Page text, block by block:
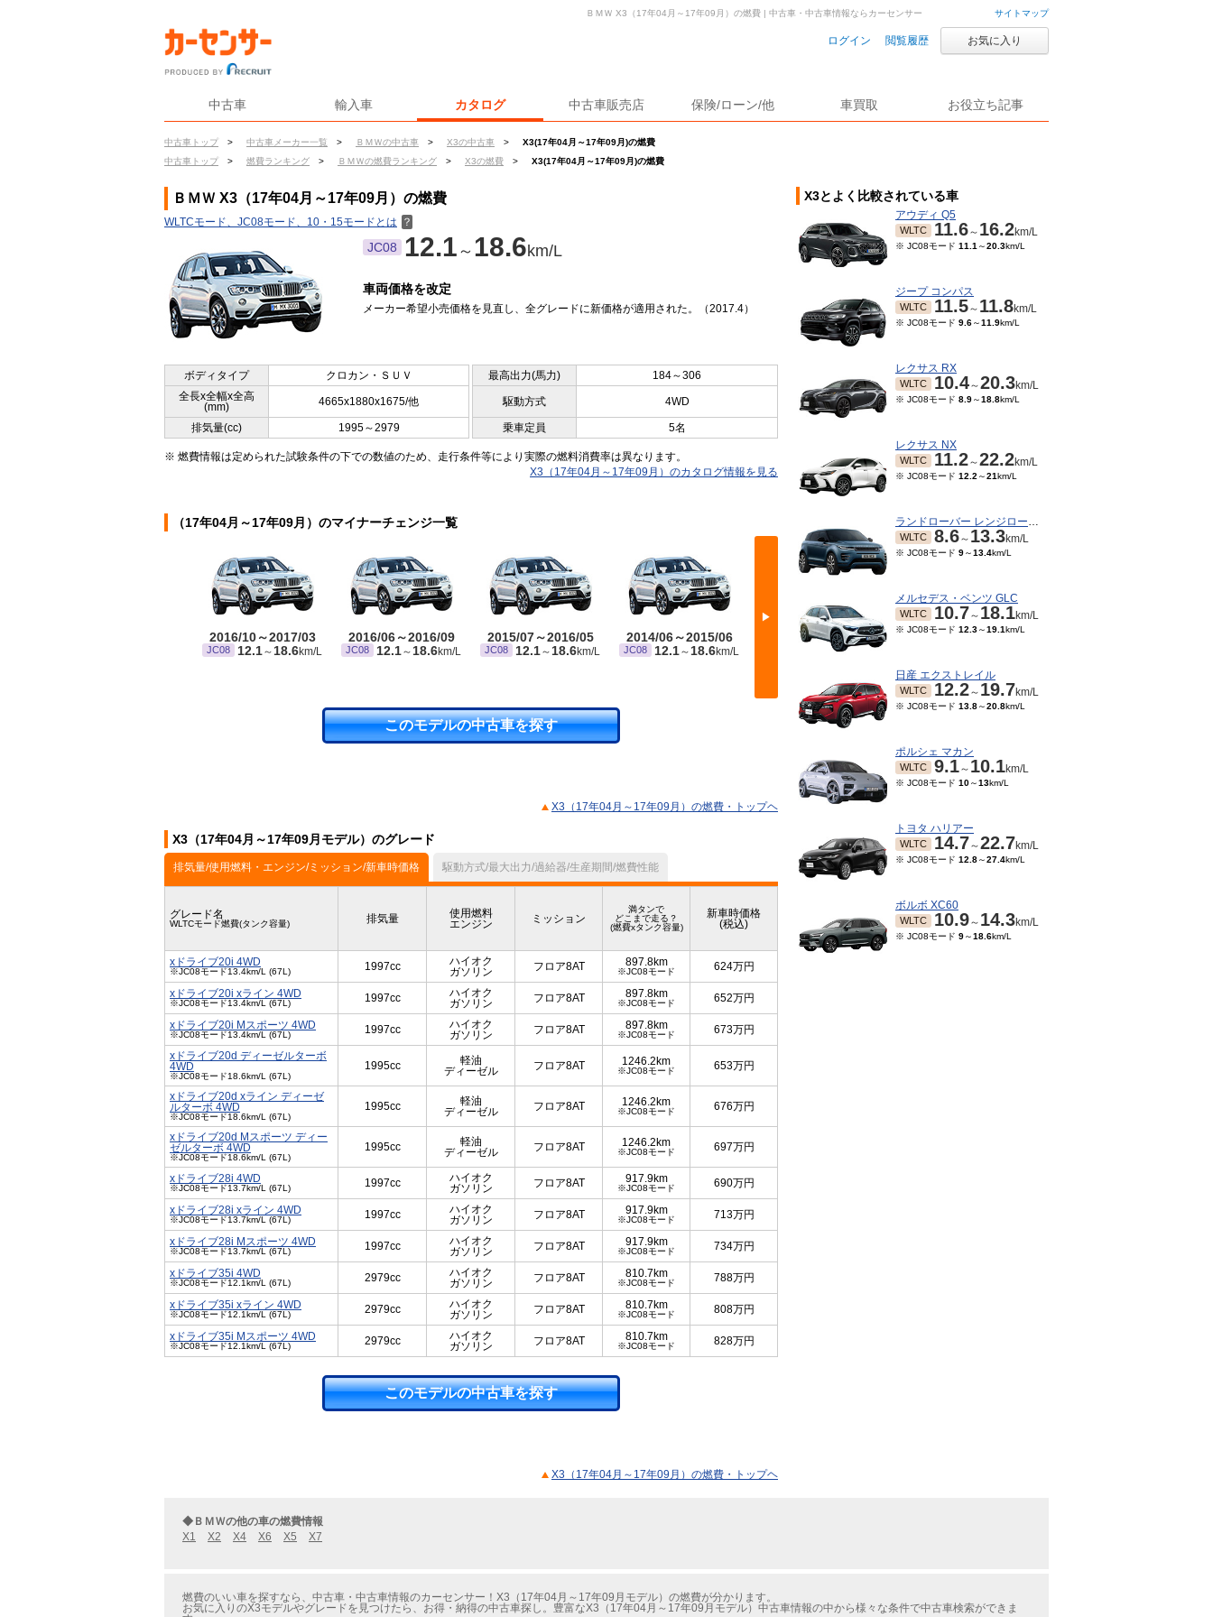
サイトマップ
ログイン 閲覧履歴 お気に入り
中古車 輸入車 カタログ 中古車販売店 保険/ローン/他 車買取 お役立ち記事
中古車トップ > 中古車メーカー一覧 > ＢＭＷの中古車 > X3の中古車 >
X3(17年04月～17年09月)の燃費
中古車トップ
> 燃費ランキング > ＢＭＷの燃費ランキング > X3の燃費 > X3(17年04月～17年09月)の燃費
ＢＭＷ X3（17年04月～17年09月）の燃費 | 中古車・中古車情報ならカーセンサー
ＢＭＷ X3（17年04月～17年09月）の燃費
WLTCモード、JC08モード、10・15モードとは ？
JC08 12.1 ～ 18.6km/L
車両価格を改定
メーカー希望小売価格を見直し、全グレードに新価格が適用された。（2017.4）
ボディタイプ クロカン・ＳＵＶ 最高出力(馬力)
184～306
全長x全幅x全高
(mm)
4665x1880x1675/他 駆動方式 4WD
排気量(cc) 1995～2979 乗車定員 5名
※ 燃費情報は定められた試験条件の下での数値のため、走行条件等により実際の燃料消費率は異なります。
X3（17年04月～17年09月）のカタログ情報を見る
（17年04月～17年09月）のマイナーチェンジ一覧
▶
2016/10～2017/03
JC08 12.1～ 18.6km/L
2016/06～2016/09
JC08 12.1～ 18.6km/L
2015/07～2016/05
JC08 12.1～ 18.6km/L
2014/06～2015/06
JC08 12.1～ 18.6km/L
2014/04～2014/05
18.6 km/L
2013/09～2014/03
このモデルの中古車を探す
X3（17年04月～17年09月）の燃費・トップヘ
X3（17年04月～17年09月モデル）のグレード
排気量/使用燃料・エンジン/ミッション/新車時価格 駆動方式/最大出力/過給器/生産期間/燃費性能
グレード名
WLTCモード燃費(タンク容量) 排気量
使用燃料
エンジン
ミッション
満タンで
どこまで走る？
(燃費xタンク容量)
新車時価格
(税込)
xドライブ20i 4WD
※JC08モード13.4km/L (67L) 1997cc
ハイオク
ガソリン
フロア8AT 897.8km
※JC08モード 624万円
xドライブ20i xライン 4WD
※JC08モード13.4km/L (67L) 1997cc
ハイオク
ガソリン
フロア8AT 897.8km
※JC08モード 652万円
xドライブ20i Mスポーツ 4WD
※JC08モード13.4km/L (67L) 1997cc
ハイオク
ガソリン
フロア8AT 897.8km
※JC08モード 673万円
xドライブ20d ディーゼルターボ
4WD
※JC08モード18.6km/L (67L)
1995cc
軽油
ディーゼル
フロア8AT 1246.2km
※JC08モード 653万円
xドライブ20d xライン ディーゼ
ルターボ 4WD
※JC08モード18.6km/L (67L)
1995cc
軽油
ディーゼル
フロア8AT 1246.2km
※JC08モード 676万円
xドライブ20d Mスポーツ ディー
ゼルターボ 4WD
※JC08モード18.6km/L (67L)
1995cc
軽油
ディーゼル
フロア8AT 1246.2km
※JC08モード 697万円
xドライブ28i 4WD
※JC08モード13.7km/L (67L) 1997cc
ハイオク
ガソリン
フロア8AT 917.9km
※JC08モード 690万円
xドライブ28i xライン 4WD
※JC08モード13.7km/L (67L) 1997cc
ハイオク
ガソリン
フロア8AT 917.9km
※JC08モード 713万円
xドライブ28i Mスポーツ 4WD
※JC08モード13.7km/L (67L) 1997cc
ハイオク
ガソリン
フロア8AT 917.9km
※JC08モード 734万円
xドライブ35i 4WD
※JC08モード12.1km/L (67L) 2979cc
ハイオク
ガソリン
フロア8AT 810.7km
※JC08モード 788万円
xドライブ35i xライン 4WD
※JC08モード12.1km/L (67L) 2979cc
ハイオク
ガソリン
フロア8AT 810.7km
※JC08モード 808万円
xドライブ35i Mスポーツ 4WD
※JC08モード12.1km/L (67L) 2979cc
ハイオク
ガソリン
フロア8AT 810.7km
※JC08モード 828万円
このモデルの中古車を探す
X3（17年04月～17年09月）の燃費・トップヘ
X3とよく比較されている車
アウディ Q5
WLTC 11.6～ 16.2km/L
※ JC08モード 11.1 ～20.3km/L
ジープ コンパス
WLTC 11.5～ 11.8km/L
※ JC08モード 9.6～11.9km/L
レクサス RX
WLTC 10.4～20.3km/L
※ JC08モード 8.9～18.8km/L
レクサス NX
WLTC 11.2～22.2km/L
※ JC08モード 12.2 ～21km/L
ランドローバー レンジローバーイヴォーク
WLTC 8.6～ 13.3km/L
※ JC08モード 9～13.4km/L
メルセデス・ベンツ GLC
WLTC 10.7～ 18.1km/L
※ JC08モード 12.3～19.1km/L
日産 エクストレイル
WLTC 12.2～ 19.7km/L
※ JC08モード 13.8～20.8km/L
ポルシェ マカン
WLTC 9.1～ 10.1km/L
※ JC08モード 10～13km/L
トヨタ ハリアー
WLTC 14.7～22.7km/L
※ JC08モード 12.8～27.4km/L
ボルボ XC60
WLTC 10.9～ 14.3km/L
※ JC08モード 9～18.6km/L
◆ＢＭＷの他の車の燃費情報
X1
X2 X4 X6 X5 X7
燃費のいい車を探すなら、中古車・中古車情報のカーセンサー！X3（17年04月～17年09月モデル）の燃費が分かります。
お気に入りのX3モデルやグレードを見つけたら、お得・納得の中古車探し。豊富なX3（17年04月～17年09月モデル）中古車情報の中から様々な条件で中古車検索ができま